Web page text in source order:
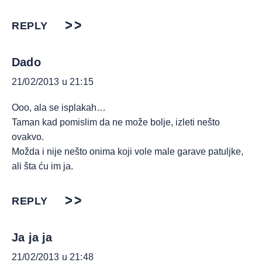
REPLY
Dado
21/02/2013 u 21:15
Ooo, ala se isplakah…
Taman kad pomislim da ne može bolje, izleti nešto
ovakvo.
Možda i nije nešto onima koji vole male garave patuljke,
ali šta ću im ja.
REPLY
Ja ja ja
21/02/2013 u 21:48